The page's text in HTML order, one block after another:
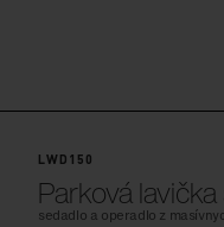
LWD150
Parková
sedadlo a operadlo z